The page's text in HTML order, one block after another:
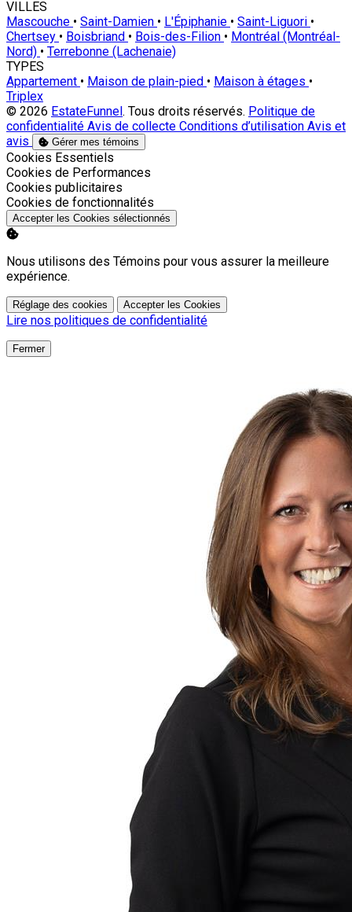
VILLES
Mascouche • Saint-Damien • L'Épiphanie • Saint-Liguori •
Chertsey • Boisbriand • Bois-des-Filion • Montréal (Montréal-
Nord) • Terrebonne (Lachenaie)
TYPES
Appartement • Maison de plain-pied • Maison à étages •
Triplex
© 2026 EstateFunnel . Tous droits réservés. Politique de
confidentialité Avis de collecte Conditions d’utilisation Avis et
avis
Gérer mes témoins
Activer
Cookies Essentiels
Activer
Cookies de Performances
Activer
Cookies publicitaires
Activer
Cookies de fonctionnalités
Accepter les Cookies sélectionnés
Nous utilisons des Témoins pour vous assurer la meilleure
expérience.
Réglage des cookies Accepter les Cookies
Lire nos politiques de confidentialité
Fermer